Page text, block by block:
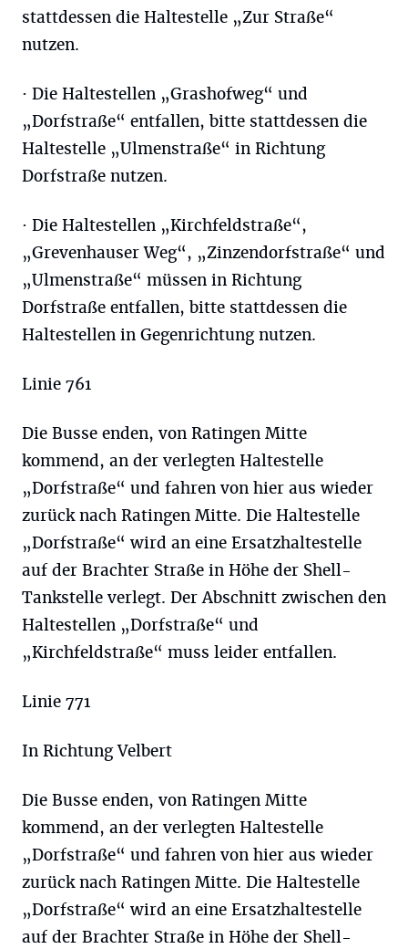
stattdessen die Haltestelle „Zur Straße“
nutzen.
· Die Haltestellen „Grashofweg“ und
„Dorfstraße“ entfallen, bitte stattdessen die
Haltestelle „Ulmenstraße“ in Richtung
Dorfstraße nutzen.
· Die Haltestellen „Kirchfeldstraße“,
„Grevenhauser Weg“, „Zinzendorfstraße“ und
„Ulmenstraße“ müssen in Richtung
Dorfstraße entfallen, bitte stattdessen die
Haltestellen in Gegenrichtung nutzen.
Linie 761
Die Busse enden, von Ratingen Mitte
kommend, an der verlegten Haltestelle
„Dorfstraße“ und fahren von hier aus wieder
zurück nach Ratingen Mitte. Die Haltestelle
„Dorfstraße“ wird an eine Ersatzhaltestelle
auf der Brachter Straße in Höhe der Shell-
Tankstelle verlegt. Der Abschnitt zwischen den
Haltestellen „Dorfstraße“ und
„Kirchfeldstraße“ muss leider entfallen.
Linie 771
In Richtung Velbert
Die Busse enden, von Ratingen Mitte
kommend, an der verlegten Haltestelle
„Dorfstraße“ und fahren von hier aus wieder
zurück nach Ratingen Mitte. Die Haltestelle
„Dorfstraße“ wird an eine Ersatzhaltestelle
auf der Brachter Straße in Höhe der Shell-